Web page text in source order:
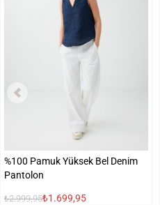
%100 Pamuk Yüksek Bel Denim
Pantolon
₺2.999,95₺1.699,95